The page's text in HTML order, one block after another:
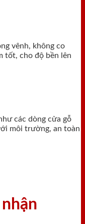
vênh, không co
tốt, cho độ bền lên
các dòng cửa gỗ
môi trường, an toàn